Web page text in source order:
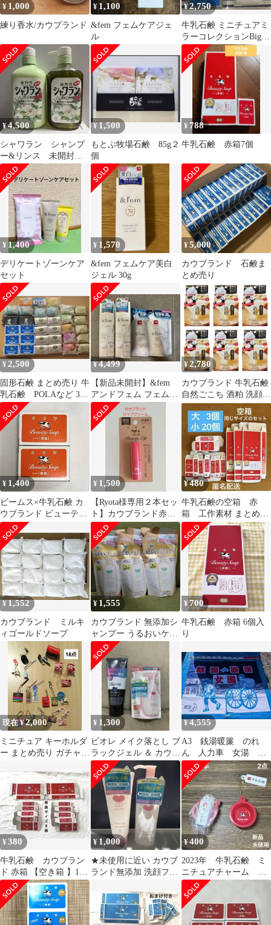
¥ 1,000
練り香水/カウブランド
¥ 1,100
&fem フェムケアジェ
ル
¥2,750
牛乳石鹸 ミニチュアミ
ラーコレクションBig!
コンプリートセット
ガチャ
¥4,500
シャワラン シャンプ
ー&リンス 未開封
720ml×2 セット
¥1,500
もとぶ牧場石鹸 85g２
個
¥ 788
牛乳石鹸 赤箱7個
¥ 1,400
デリケートゾーンケア
セット
¥ 1,570
&fem フェムケア美白
ジェル 30g
¥5,000
カウブランド 石鹸ま
とめ売り
¥ 2,500
固形石鹸 まとめ売り 牛
乳石鹸 POLAなど 33
個入り (値下げ不可)
¥4,499
【新品未開封】&fem
アンドフェム フェムケ
ア泡ソープ 本体2本 詰
替2袋
¥2,780
カウブランド 牛乳石鹸
自然ごこち 酒粕 洗顔石
けん 80g 6個 セット
¥ 1,400
ビームス×牛乳石鹸 カ
ウブランド ビューティ
ーソープ すっきり 橙箱
2個セット
¥ 1,500
【Ryota様専用２本セッ
ト】カウブランド赤箱
リップクリーム
¥480
牛乳石鹸の空箱 赤
箱 工作素材 まとめ売
り 夏休み 図工 匿
名配送
¥1,552
カウブランド ミルキ
ィゴールドソープ
¥ 1,555
カウブランド 無添加シ
ャンプー うるおいケア
つめかえ用 3個セット
¥700
牛乳石鹸 赤箱 6個入
り
現在 ¥2,000
ミニチュア キーホルダ
ー まとめ売り ガチャ18
¥ 1,300
ビオレ メイク落とし ブ
ラックジェル ＆ カウブ
ランド 泡の洗顔料 詰め
替え
¥4,555
A3 銭湯暖簾 のれ
ん 人力車 女湯 入
手困難 非売品 花
王 新品未使用 業務
用
¥380
牛乳石鹸 カウブラン
ド 赤箱 【空き箱 】10
個セット 工作素材
¥ 1,000
★未使用に近い カウブ
ランド無添加 洗顔フォ
¥400
2023年 牛乳石鹸 ミ
ニチュアチャーム 風
呂桶 フィギュア キ
ーホルダー 2点